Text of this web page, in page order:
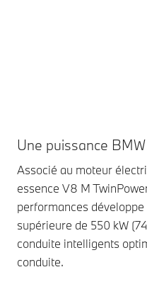
Une puissance
Associé au moteur
essence V8 M
performances
supérieure de 550 kW
conduite intelligents
conduite.